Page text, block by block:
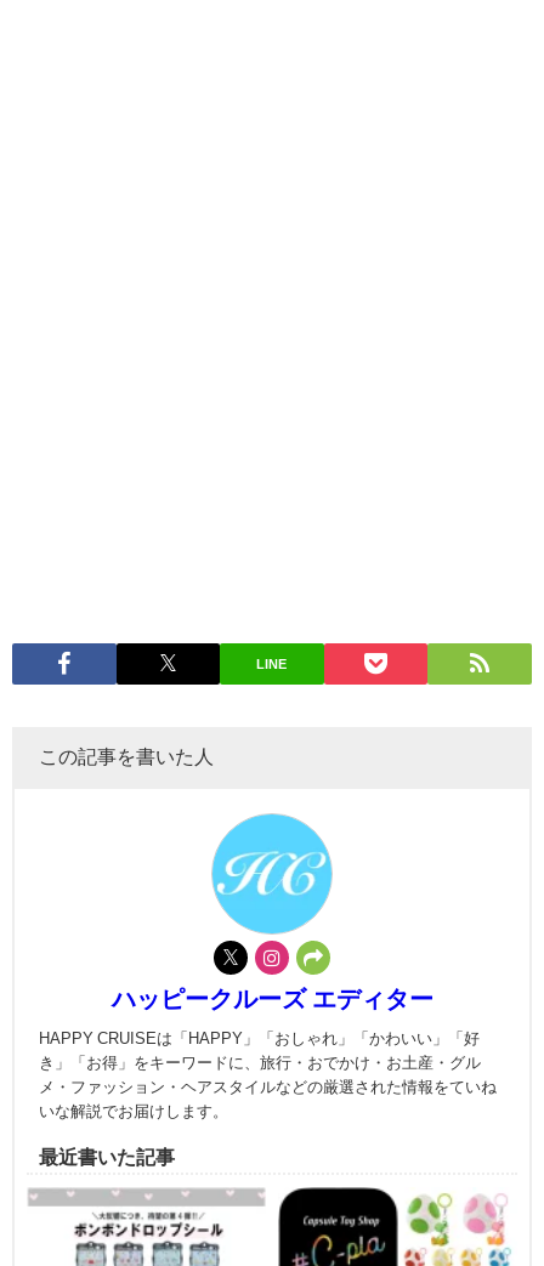
LINE
この記事を書いた人
ハッピークルーズ エディター
HAPPY CRUISEは「HAPPY」「おしゃれ」「かわいい」「好
き」「お得」をキーワードに、旅行・おでかけ・お土産・グル
メ・ファッション・ヘアスタイルなどの厳選された情報をていね
いな解説でお届けします。
最近書いた記事